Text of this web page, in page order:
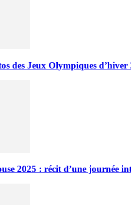
des Jeux Olympiques d’hiver
2025 : récit d’une journée